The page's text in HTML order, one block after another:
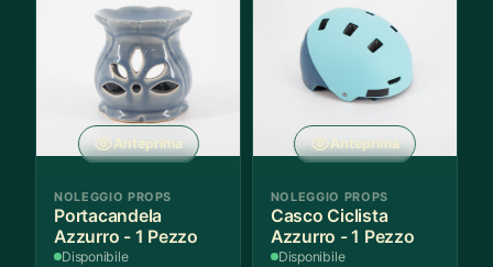
Anteprima
NOLEGGIO PROPS
Portacandela
Azzurro - 1 Pezzo
Disponibile
Anteprima
NOLEGGIO PROPS
Casco Ciclista
Azzurro - 1 Pezzo
Disponibile